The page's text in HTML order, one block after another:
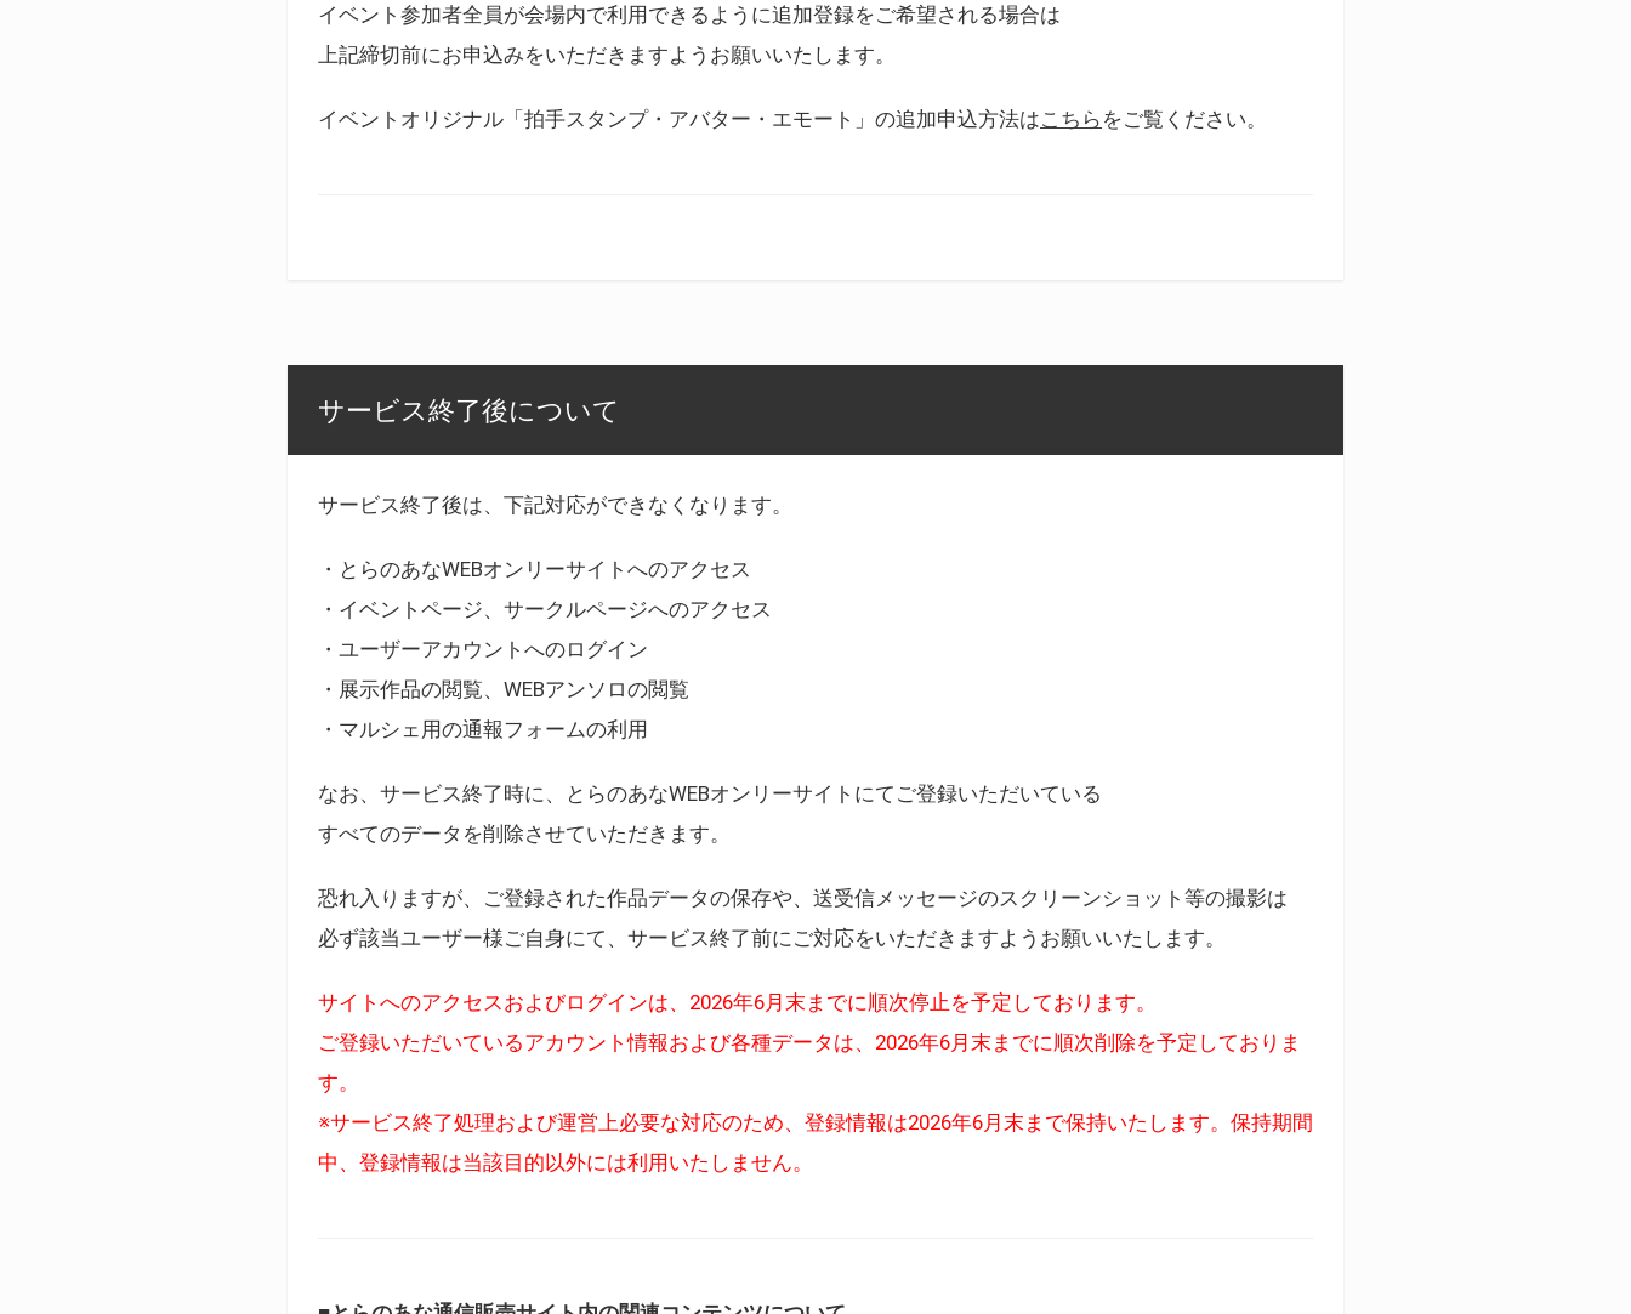
イベント参加者全員が会場内で利用できるように追加登録をご希望される場合は
上記締切前にお申込みをいただきますようお願いいたします。
イベントオリジナル「拍手スタンプ・アバター・エモート」の追加申込方法はこちら をご覧ください。
サービス終了後について
サービス終了後は、下記対応ができなくなります。
・とらのあなWEBオンリーサイトへのアクセス
・イベントページ、サークルページへのアクセス
・ユーザーアカウントへのログイン
・展示作品の閲覧、WEBアンソロの閲覧
・マルシェ用の通報フォームの利用
なお、サービス終了時に、とらのあなWEBオンリーサイトにてご登録いただいている
すべてのデータを削除させていただきます。
恐れ入りますが、ご登録された作品データの保存や、送受信メッセージのスクリーンショット等の撮影は
必ず該当ユーザー様ご自身にて、サービス終了前にご対応をいただきますようお願いいたします。
サイトへのアクセスおよびログインは、2026年6月末までに順次停止を予定しております。
ご登録いただいているアカウント情報および各種データは、2026年6月末までに順次削除を予定しておりま
す。
※サービス終了処理および運営上必要な対応のため、登録情報は2026年6月末まで保持いたします。保持期間
中、登録情報は当該目的以外には利用いたしません。